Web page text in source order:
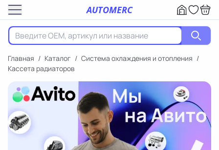
AUTOMERC
Главная / Каталог / Система охлаждения и отопления /
Кассета радиаторов